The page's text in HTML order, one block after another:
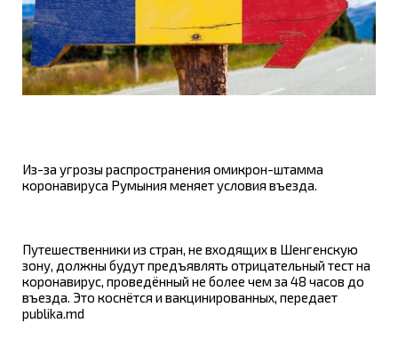
Из-за угрозы распространения омикрон-штамма
коронавируса Румыния меняет условия въезда.
Путешественники из стран, не входящих в Шенгенскую
зону, должны будут предъявлять отрицательный тест на
коронавирус, проведённый не более чем за 48 часов до
въезда. Это коснётся и вакцинированных, передает
publika.md